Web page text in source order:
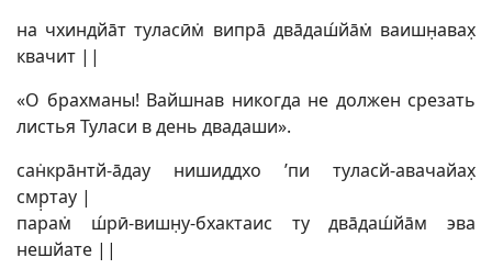
на чхиндйāт туласӣм̇ випрā двāдаш́йāм̇ ваишн̣авах̣
квачит ||
«О брахманы! Вайшнав никогда не должен срезать
листья Туласи в день двадаши».
сан̇крāнтй-āдау нишиддхо ’пи туласй-авачайах̣
смр̣тау |
парам̇ ш́рӣ-вишн̣у-бхактаис ту двāдаш́йāм эва
нешйате ||